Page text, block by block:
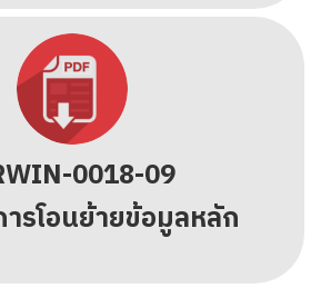
0018-09
รโอนย้ายข้อมูลหลัก